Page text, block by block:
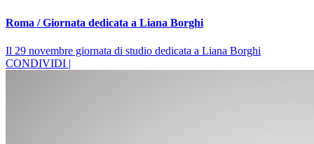
Roma / Giornata dedicata a Liana Borghi
Il 29 novembre giornata di studio dedicata a Liana Borghi
CONDIVIDI |